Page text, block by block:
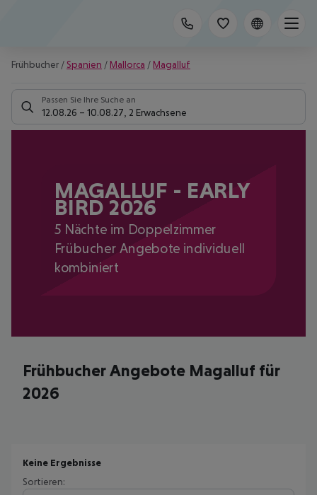
Frühbucher / Spanien / Mallorca / Magalluf
Passen Sie Ihre Suche an
12.08.26 – 10.08.27 2 Erwachsene
MAGALLUF - EARLY
BIRD 2026
5 Nächte im Doppelzimmer
Frübucher Angebote individuell
kombiniert
Frühbucher Angebote Magalluf für
2026
Keine Ergebnisse
Sortieren: